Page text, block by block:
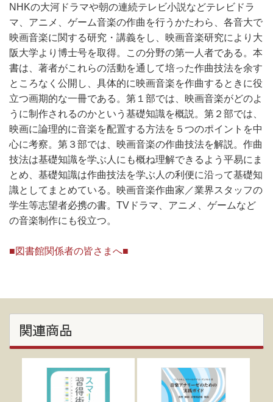
NHKの大河ドラマや朝の連続テレビ小説などテレビドラ
マ、アニメ、ゲーム音楽の作曲を行うかたわら、各音大で
映画音楽に関する研究・講義をし、映画音楽研究により大
阪大学より博士号を取得。この分野の第一人者である。本
書は、著者がこれらの活動を通して培った作曲技法を余す
ところなく公開し、具体的に映画音楽を作曲するときに役
立つ画期的な一冊である。第１部では、映画音楽がどのよ
うに制作されるのかという基礎知識を概説。第２部では、
映画に論理的に音楽を配置する方法を５つのポイントを中
心に考察。第３部では、映画音楽の作曲技法を解説。作曲
技法は基礎知識を学ぶ人にも概ね理解できるよう平易にま
とめ、基礎知識は作曲技法を学ぶ人の利便に沿って基礎知
識としてまとめている。映画音楽作曲家／業界スタッフの
学生等志望者必携の書。TVドラマ、アニメ、ゲームなど
の音楽制作にも役立つ。
■図書館関係者の皆さまへ■
関連商品